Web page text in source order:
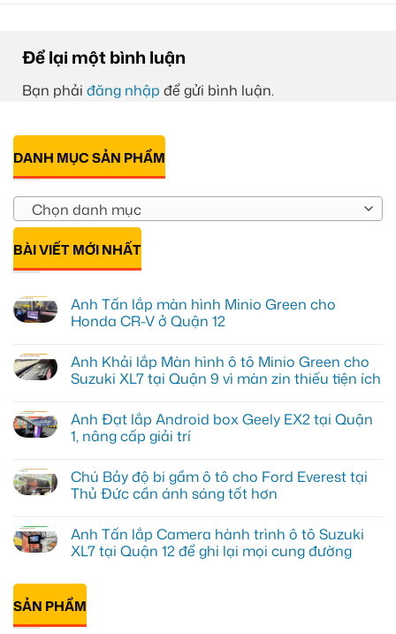
Để lại một bình luận
Bạn phải đăng nhập để gửi bình luận.
DANH MỤC SẢN PHẨM
Chọn danh mục
BÀI VIẾT MỚI NHẤT
Anh Tấn lắp màn hình Minio Green cho
Honda CR-V ở Quận 12
bình
luận
ở
lắp
màn
hình
cho
Honda
CR-
Quận
12
Anh Khải lắp Màn hình ô tô Minio Green cho
Suzuki XL7 tại Quận 9 vì màn zin thiếu tiện ích
bình
luận
ở
lắp
Màn
hình
Minio
Green
cho
Quận
9
vì
Anh Đạt lắp Android box Geely EX2 tại Quận
1, nâng cấp giải trí
bình
luận
ở
lắp
Android
box
Quận
1,
nâng
Chú Bảy độ bi gầm ô tô cho Ford Everest tại
Thủ Đức cần ánh sáng tốt hơn
bình
luận
ở
bi
gầm
ô
Anh Tấn lắp Camera hành trình ô tô Suzuki
XL7 tại Quận 12 để ghi lại mọi cung đường
có
bình
luận
ở
Anh
SẢN PHẨM